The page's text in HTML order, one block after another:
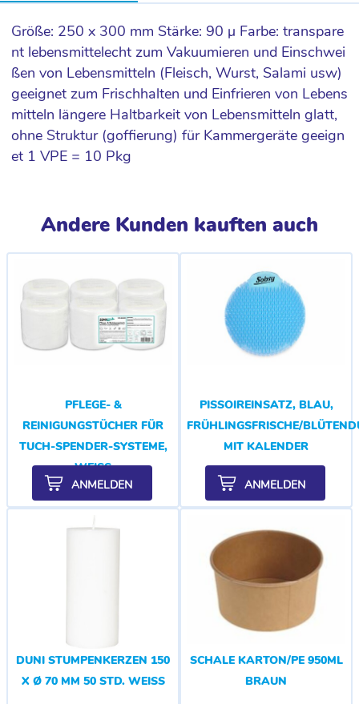
Größe: 250 x 300 mm Stärke: 90 µ Farbe: transpare
nt lebensmittelecht zum Vakuumieren und Einschwei
ßen von Lebensmitteln (Fleisch, Wurst, Salami usw)
geeignet zum Frischhalten und Einfrieren von Lebens
mitteln längere Haltbarkeit von Lebensmitteln glatt,
ohne Struktur (goffierung) für Kammergeräte geeign
et 1 VPE = 10 Pkg
Andere Kunden kauften auch
PFLEGE- &
REINIGUNGSTÜCHER FÜR
TUCH-SPENDER-SYSTEME,
WEISS
ANMELDEN
PISSOIREINSATZ, BLAU,
FRÜHLINGSFRISCHE/
MIT KALENDER
ANMELDEN
DUNI STUMPENKERZEN 150
X Ø 70 MM 50 STD. WEISS
SCHALE KARTON/PE 950ML
BRAUN